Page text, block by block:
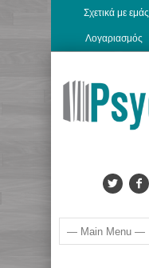
Σχετικά με εμάς
Λογαριασμός